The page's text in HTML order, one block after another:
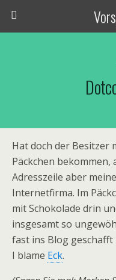
Hat doch der Besitzer
Päckchen
Adresszeile aber
Internetfirma. Im
mit Schokolade drin
insgesamt so
fast ins Blog geschafft
I blame Eck.